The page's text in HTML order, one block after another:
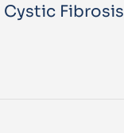
Fibrosis